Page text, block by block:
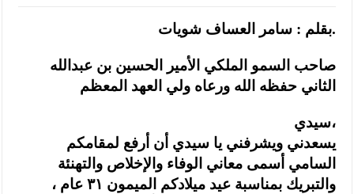
بقلم : سامر العساف شويات.
صاحب السمو الملكي الأمير الحسين بن عبدالله
الثاني حفظه الله ورعاه ولي العهد المعظم
سيدي،
يسعدني ويشرفني يا سيدي أن أرفع لمقامكم
السامي أسمى معاني الوفاء والإخلاص والتهنئة
والتبريك بمناسبة عيد ميلادكم الميمون ٣١ عام ،